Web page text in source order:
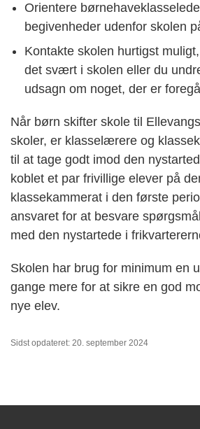
Orientere
begivenheder udenfor skolen
Kontakte skolen hurtigst
det svært i skolen eller du
udsagn om noget, der er
Når børn skifter skole til
skoler, er klasselærere og
til at tage godt imod den
koblet et par frivillige elever på
klassekammerat i den første
ansvaret for at besvare
med den nystartede i
Skolen har brug for minimum en
gange mere for at sikre en god
nye elev.
Sidst opdateret: 20. september 2024